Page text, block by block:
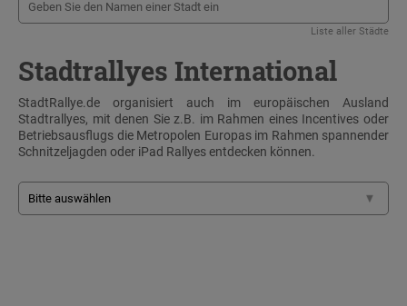
Liste aller Städte
Stadtrallyes International
StadtRallye.de organisiert auch im europäischen Ausland
Stadtrallyes, mit denen Sie z.B. im Rahmen eines Incentives oder
Betriebsausflugs die Metropolen Europas im Rahmen spannender
Schnitzeljagden oder iPad Rallyes entdecken können.